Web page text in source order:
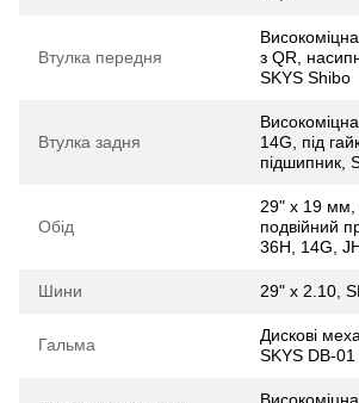
Втулка передня
з QR,
SKYS Shibo
Втулка задня
14G, під
підшипник,
Обід
29" х 19
подвійний
36H, 14G,
Шини 29" x 2.10,
Гальма
Дискові
SKYS DB-